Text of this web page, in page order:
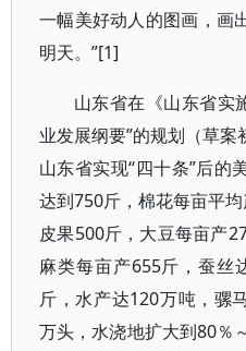
一幅美好动人的图画，画
明天。”[1]
山东省在《山东省实
业发展纲要”的规划（草
山东省实现“四十条”后的
达到750斤，棉花每亩平
皮果500斤，大豆每亩产
麻类每亩产655斤，蚕丝
斤，水产达120万吨，骡
万头，水浇地扩大到80％